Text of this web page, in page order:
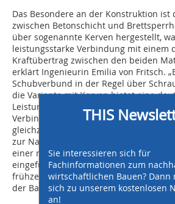
Das Besondere an der Konstruktion ist
zwischen Betonschicht und
über sogenannte Kerven hergestellt,
leistungsstarke Verbindung mit einem
Kraftübertrag zwischen den beiden
erklärt Ingenieurin Emilia von Fritsch.
Schubverbund in der Regel über
die Variante mit Kerven bietet eine
Leistungsfähigkeit. Diese Lösung
Verbindungsmittel, was den
gleichzeitig die Ressourcen schont –
zur Nachhaltigkeit der Immobilie.“ Da
einer neu erschienenen, aber noch
eingeführten technischen
frühzeitige Abstimmung zwischen den
der Bauaufsicht und dem Prüfingenieur
THIS
Sie interessieren sich für
Fachinformationen zum
wirtschaftlichen Bauen? Dann
sich zu unserem kostenlosen
an!